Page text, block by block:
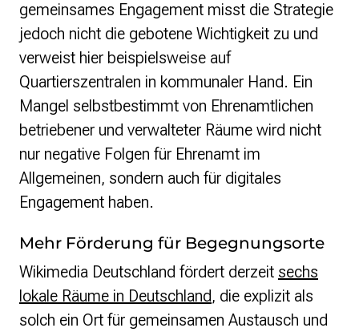
gemeinsames Engagement misst die Strategie
jedoch nicht die gebotene Wichtigkeit zu und
verweist hier beispielsweise auf
Quartierszentralen in kommunaler Hand. Ein
Mangel selbstbestimmt von Ehrenamtlichen
betriebener und verwalteter Räume wird nicht
nur negative Folgen für Ehrenamt im
Allgemeinen, sondern auch für digitales
Engagement haben.
Mehr Förderung für Begegnungsorte
Wikimedia Deutschland fördert derzeit sechs
lokale Räume in Deutschland, die explizit als
solch ein Ort für gemeinsamen Austausch und